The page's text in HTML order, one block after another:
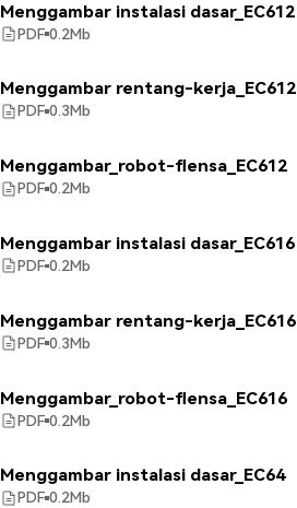
Menggambar instalasi dasar_EC612
PDF 0.2Mb
Menggambar rentang-kerja_EC612
PDF 0.3Mb
Menggambar_robot-flensa_EC612
PDF 0.2Mb
Menggambar instalasi dasar_EC616
PDF 0.2Mb
Menggambar rentang-kerja_EC616
PDF 0.3Mb
Menggambar_robot-flensa_EC616
PDF 0.2Mb
Menggambar instalasi dasar_EC64
PDF 0.2Mb